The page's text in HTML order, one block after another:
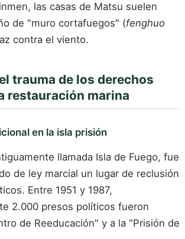
las casas de Matsu suelen
de "muro cortafuegos" (fenghuo
contra el viento.
trauma de los derechos
restauración marina
en la isla prisión
llamada Isla de Fuego, fue
de ley marcial un lugar de reclusión
Entre 1951 y 1987,
2.000 presos políticos fueron
de Reeducación" y a la "Prisión de